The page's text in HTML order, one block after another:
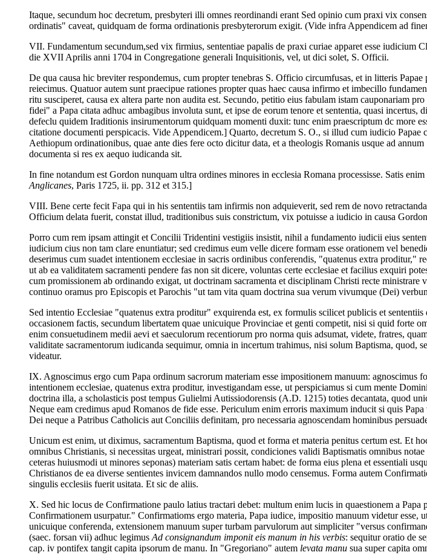
Itaque, secundum hoc decretum, presbyteri illi omnes reordinandi erant Sed opinio cum praxi vix
ordinatis" caveat, quidquam de forma ordinationis presbyterorum exigit. (Vide infra Appendicem ad
VII. Fundamentum secundum,sed vix firmius, sententiae papalis de praxi curiae apparet esse
die XVII Aprilis anni 1704 in Congregatione generali Inquisitionis, vel, ut dici solet, S. Officii.
De qua causa hic breviter respondemus, cum propter tenebras S. Officio circumfusas, et in litteris
reiecimus. Quatuor autem sunt praecipue rationes propter quas haec causa infirmo et imbecillo
ritu susciperet, causa ex altera parte non audita est. Secundo, petitio eius fabulam istam cauponariam
fidei" a Papa citata adhuc ambagibus involuta sunt, et ipse de eorum tenore et sententia, quasi incertus,
defeclu quidem Iraditionis insirumentorum quidquam momenti duxit: tunc enim praescriptum dc more
citatione documenti perspicacis. Vide Appendicem.] Quarto, decretum S. O., si illud cum iudicio
Aethiopum ordinationibus, quae ante dies fere octo dicitur data, et a theologis Romanis usque ad
documenta si res ex aequo iudicanda sit.
In fine notandum est Gordon nunquam ultra ordines minores in ecclesia Romana processisse. Satis
Anglicanes, Paris 1725, ii. pp. 312 et 315.]
VIII. Bene certe fecit Fapa qui in his sententiis tam infirmis non adquieverit, sed rem de novo
Officium delata fuerit, constat illud, traditionibus suis constrictum, vix potuisse a iudicio in causa
Porro cum rem ipsam attingit et Concilii Tridentini vestigiis insistit, nihil a fundamento iudicii eius
iudicium cius non tam clare enuntiatur; sed credimus eum velle dicere formam esse orationem vel
deserimus cum suadet intentionem ecclesiae in sacris ordinibus conferendis, "quatenus extra proditur,"
ut ab ea validitatem sacramenti pendere fas non sit dicere, voluntas certe ecclesiae et facilius exquiri
cum promissionem ab ordinando exigat, ut doctrinam sacramenta et disciplinam Christi recte
continuo oramus pro Episcopis et Parochis "ut tam vita quam doctrina sua verum vivumque (Dei)
Sed intentio Ecclesiae "quatenus extra proditur" exquirenda est, ex formulis scilicet publicis et
occasionem factis, secundum libertatem quae unicuique Provinciae et genti competit, nisi si quid forte
enim consuetudinem medii aevi et saeculorum recentiorum pro norma quis adsumat, videte, fratres,
validitate sacramentorum iudicanda sequimur, omnia in incertum trahimus, nisi solum Baptisma, quod,
videatur.
IX. Agnoscimus ergo cum Papa ordinum sacrorum materiam esse impositionem manuum: agnoscimus
intentionem ecclesiae, quatenus extra proditur, investigandam esse, ut perspiciamus si cum mente
doctrina illa, a scholasticis post tempus Gulielmi Autissiodorensis (A.D. 1215) toties decantata, quod
Neque eam credimus apud Romanos de fide esse. Periculum enim erroris maximum inducit si quis
Dei neque a Patribus Catholicis aut Conciliis definitam, pro necessaria agnoscendam hominibus
Unicum est enim, ut diximus, sacramentum Baptisma, quod et forma et materia penitus certum est. Et
omnibus Christianis, si necessitas urgeat, ministrari possit, condiciones validi Baptismatis omnibus
ceteras huiusmodi ut minores seponas) materiam satis certam habet: de forma eius plena et essentiali
Christianos de ea diverse sentientes invicem damnandos nullo modo censemus. Forma autem
singulis ecclesiis fuerit usitata. Et sic de aliis.
X. Sed hic locus de Confirmatione paulo latius tractari debet: multum enim lucis in quaestionem a
Confirmationem usurpatur." Confirmatioms ergo materia, Papa iudice, impositio manuum videtur
unicuique conferenda, extensionem manuum super turbam parvulorum aut simpliciter "versus
(saec. forsan vii) adhuc legimus Ad consignandum imponit eis manum in his verbis: sequitur oratio de
cap. iv pontifex tangit capita ipsorum de manu. In "Gregoriano" autem levata manu sua super capita